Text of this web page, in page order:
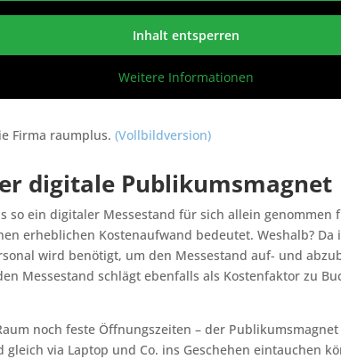
Inhalt entsperren
Weitere Informationen
Firma raumplus.(Vollbildversion)
digitale Publikumsmagnet
so ein digitaler Messestand für sich allein
erheblichen Kostenaufwand bedeutet. Weshalb?
wird benötigt, um den Messestand auf- und
Messestand schlägt ebenfalls als Kostenfaktor zu
noch feste Öffnungszeiten – der
via Laptop und Co. ins Geschehen eintauchen